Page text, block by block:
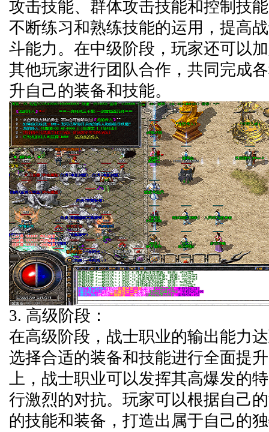
攻击技能、群体攻击技能和控制技
不断练习和熟练技能的运用，提高
斗能力。在中级阶段，玩家还可以
其他玩家进行团队合作，共同完成
升自己的装备和技能。
3. 高级阶段：
在高级阶段，战士职业的输出能力
选择合适的装备和技能进行全面提
上，战士职业可以发挥其高爆发的
行激烈的对抗。玩家可以根据自己
的技能和装备，打造出属于自己的